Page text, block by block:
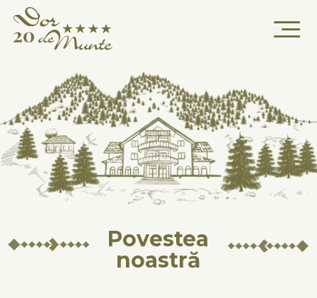
Povestea
noastră